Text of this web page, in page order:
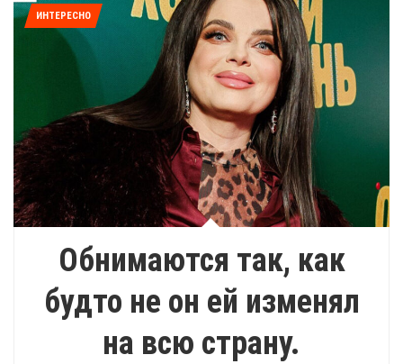
ИНТЕРЕСНО
Обнимаются так, как
будто не он ей изменял
на всю страну.